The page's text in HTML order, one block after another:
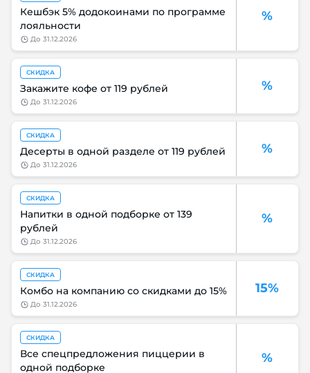
%
Кешбэк 5% додокоинами по программе
лояльности
до 31.12.2026
%
СКИДКА
Закажите кофе от 119 рублей
до 31.12.2026
%
СКИДКА
Десерты в одной разделе от 119 рублей
до 31.12.2026
%
СКИДКА
Напитки в одной подборке от 139
рублей
до 31.12.2026
15%
СКИДКА
Комбо на компанию со скидками до 15%
до 31.12.2026
%
СКИДКА
Все спецпредложения пиццерии в
одной подборке